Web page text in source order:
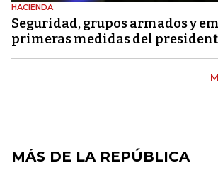
HACIENDA
Seguridad, grupos armados y
primeras medidas del
MÁS DE LA REPÚBLICA